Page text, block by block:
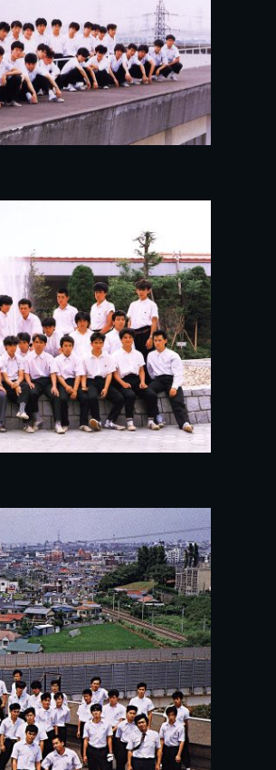
80周年の本校
津田沼最後の体育祭
生実初期の行事
生実初期の文化祭
200601雪景色